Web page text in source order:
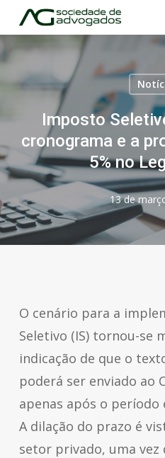
Skip
to
main
content
Imposto
cronograma e a
5% no
13 de
O cenário para a
Seletivo (IS) tornou-se
indicação de que o
poderá ser enviado ao
apenas após o
A dilação do prazo é
setor privado, uma